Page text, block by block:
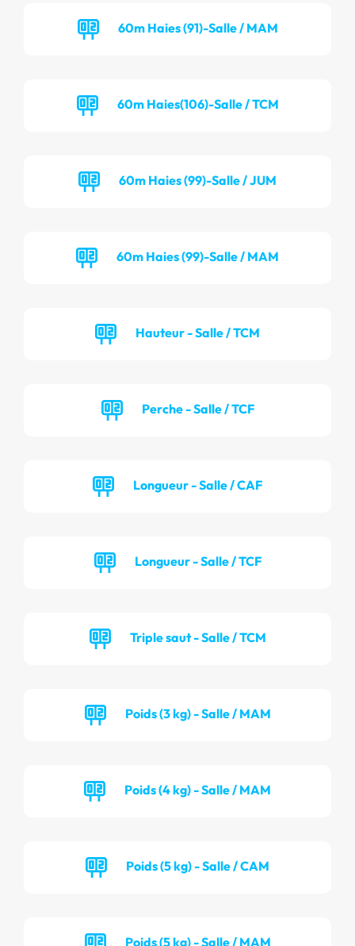
60m Haies (91)-Salle / MAM
60m Haies(106)-Salle / TCM
60m Haies (99)-Salle / JUM
60m Haies (99)-Salle / MAM
Hauteur - Salle / TCM
Perche - Salle / TCF
Longueur - Salle / CAF
Longueur - Salle / TCF
Triple saut - Salle / TCM
Poids (3 kg) - Salle / MAM
Poids (4 kg) - Salle / MAM
Poids (5 kg) - Salle / CAM
Poids (5 kg) - Salle / MAM